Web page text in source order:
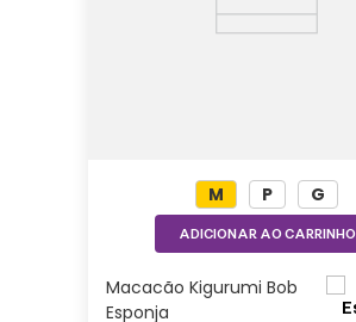
Macacão Kigurumi Bob
Esponja
M P G
ADICIONAR AO CARRINHO